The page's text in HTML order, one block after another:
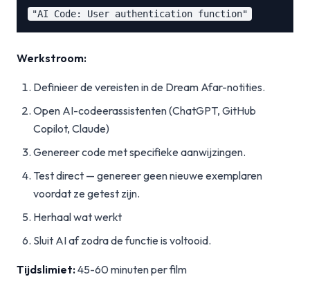
Werkstroom:
Definieer de vereisten in de Dream Afar-notities.
Open AI-codeerassistenten (ChatGPT, GitHub
Copilot, Claude)
Genereer code met specifieke aanwijzingen.
Test direct — genereer geen nieuwe exemplaren
voordat ze getest zijn.
Herhaal wat werkt
Sluit AI af zodra de functie is voltooid.
Tijdslimiet:45-60 minuten per film